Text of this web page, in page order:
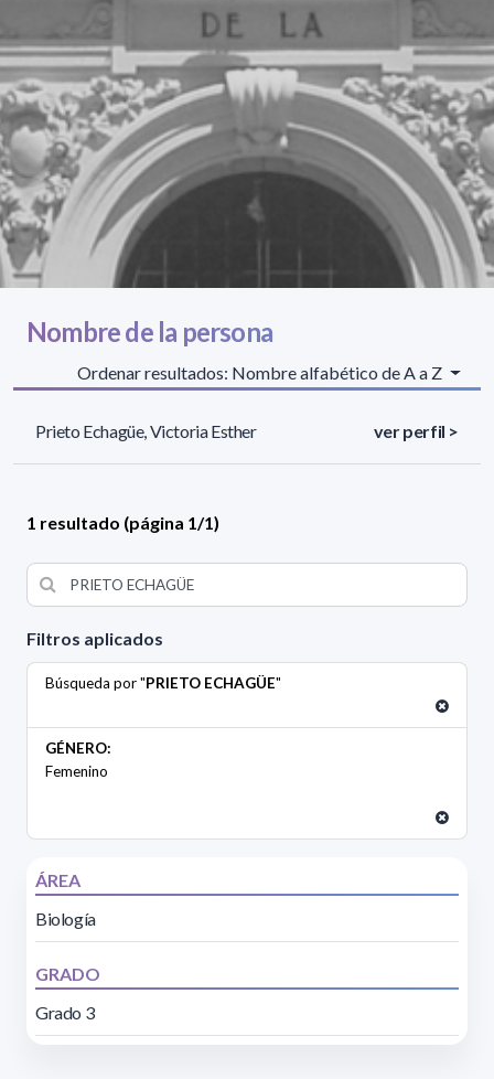
Filtros aplicados
Búsqueda por "PRIETO ECHAGÜE"
GÉNERO:
Femenino
ÁREA
Biología
GRADO
Grado 3
Nombre de la persona
Ordenar resultados: Nombre alfabético de A a Z
Prieto Echagüe, Victoria Esther ver perfil >
1 resultado (página 1/1)